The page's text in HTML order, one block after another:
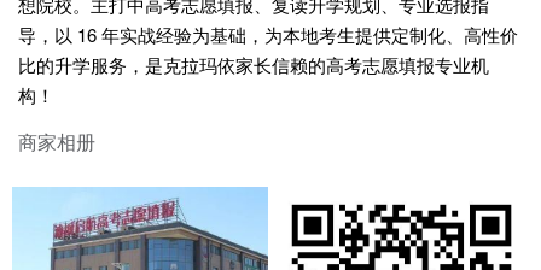
导，以 16 年实战经验为基础，为本地考生提供定制化、高性价
比的升学服务，是克拉玛依家长信赖的高考志愿填报专业机
构！
商家相册